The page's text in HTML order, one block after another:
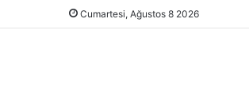
Cumartesi, Ağustos 8 2026